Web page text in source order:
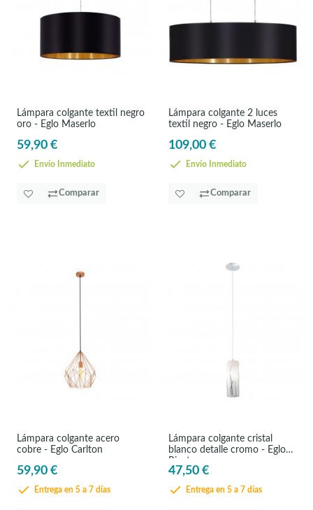
Lámpara colgante textil negro
oro - Eglo Maserlo
59,90 €
Envío Inmediato
Comparar
Lámpara colgante 2 luces
textil negro - Eglo Maserlo
109,00 €
Envío Inmediato
Comparar
Lámpara colgante acero
cobre - Eglo Carlton
59,90 €
Entrega en 5 a 7 días
Lámpara colgante cristal
blanco detalle cromo - Eglo
Rivato
47,50 €
Entrega en 5 a 7 días